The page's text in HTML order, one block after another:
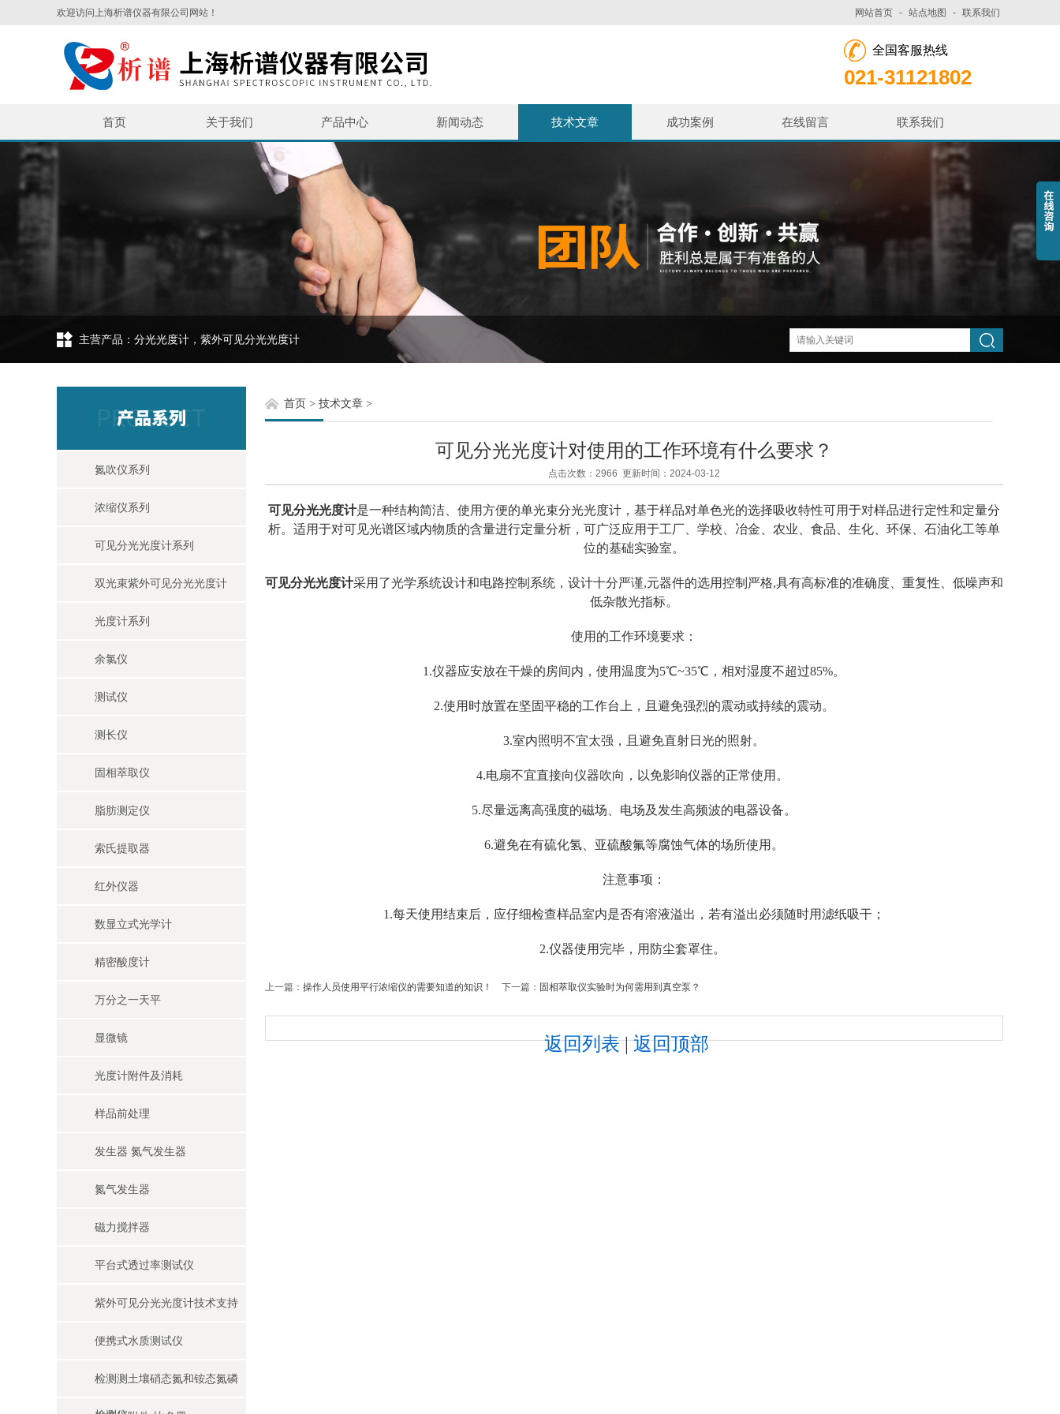
欢迎访问上海析谱仪器有限公司网站！ 网站首页 - 站点地图 - 联系我们
全国客服热线
021-31121802
首页 关于我们 产品中心 新闻动态 技术文章 成功案例 在线留言 联系我们
主营产品：分光光度计，紫外可见分光光度计
氮吹仪系列
浓缩仪系列
可见分光光度计系列
双光束紫外可见分光光度计
光度计系列
余氯仪
测试仪
测长仪
固相萃取仪
脂肪测定仪
索氏提取器
红外仪器
数显立式光学计
精密酸度计
万分之一天平
显微镜
光度计附件及消耗
样品前处理
发生器 氮气发生器
氮气发生器
磁力搅拌器
平台式透过率测试仪
紫外可见分光光度计技术支持
便携式水质测试仪
检测测土壤硝态氮和铵态氮磷
首页 > 技术文章 >
可见分光光度计对使用的工作环境有什么要求？
点击次数：2966 更新时间：2024-03-12
可见分光光度计是一种结构简洁、使用方便的单光束分光光度计，基于样品对单色光的选择吸收特性可用于对样品进行定性和定量分
析。适用于对可见光谱区域内物质的含量进行定量分析，可广泛应用于工厂、学校、冶金、农业、食品、生化、环保、石油化工等单
位的基础实验室。
可见分光光度计采用了光学系统设计和电路控制系统，设计十分严谨,元器件的选用控制严格,具有高标准的准确度、重复性、低噪声和
低杂散光指标。
使用的工作环境要求：
1.仪器应安放在干燥的房间内，使用温度为5℃~35℃，相对湿度不超过85%。
2.使用时放置在坚固平稳的工作台上，且避免强烈的震动或持续的震动。
3.室内照明不宜太强，且避免直射日光的照射。
4.电扇不宜直接向仪器吹向，以免影响仪器的正常使用。
5.尽量远离高强度的磁场、电场及发生高频波的电器设备。
6.避免在有硫化氢、亚硫酸氟等腐蚀气体的场所使用。
注意事项：
1.每天使用结束后，应仔细检查样品室内是否有溶液溢出，若有溢出必须随时用滤纸吸干；
2.仪器使用完毕，用防尘套罩住。
上一篇： 操作人员使用平行浓缩仪的需要知道的知识！ 下一篇： 固相萃取仪实验时为何需用到真空泵？
返回列表|返回顶部